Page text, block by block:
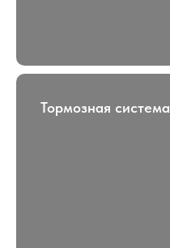
Тормозная система